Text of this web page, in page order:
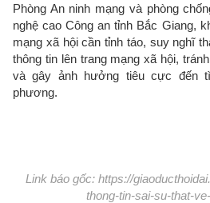
Phòng An ninh mạng và phòng
nghệ cao Công an tỉnh Bắc Giang,
mạng xã hội cần tỉnh táo, suy nghĩ
thông tin lên trang mạng xã hội,
và gây ảnh hưởng tiêu cực đến
phương.
Link báo gốc: https://
thong-tin-sai-su-that-